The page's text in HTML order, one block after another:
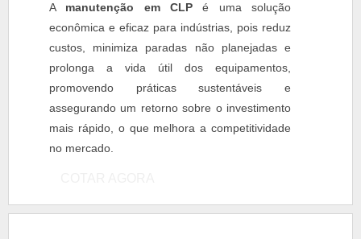
A manutenção em CLP é uma solução
econômica e eficaz para indústrias, pois reduz
custos, minimiza paradas não planejadas e
prolonga a vida útil dos equipamentos,
promovendo práticas sustentáveis e
assegurando um retorno sobre o investimento
mais rápido, o que melhora a competitividade
no mercado.